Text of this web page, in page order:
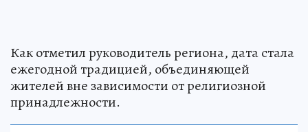
Как отметил руководитель региона, дата стала
ежегодной традицией, объединяющей
жителей вне зависимости от религиозной
принадлежности.